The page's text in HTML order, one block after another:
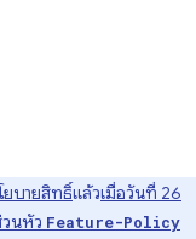
ยบายสิทธิ์แล้วเมื่อวันที่ 26
นหัว Feature-Policy